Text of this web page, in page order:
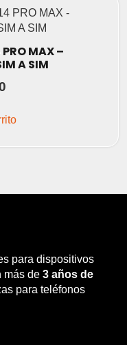
PRO MAX –
A SIM
para dispositivos
más de 3 años de
para teléfonos